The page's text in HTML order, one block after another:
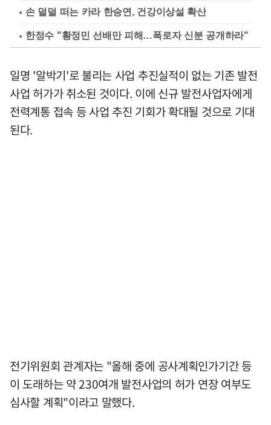
손 덜덜 떠는 카라 한승연, 건강이상설 확산
한정수 "황정민 선배만 피해…폭로자 신분 공개하라"
일명 '알박기'로 불리는 사업 추진실적이 없는 기존 발전
사업 허가가 취소된 것이다. 이에 신규 발전사업자에게
전력계통 접속 등 사업 추진 기회가 확대될 것으로 기대
된다.
전기위원회 관계자는 "올해 중에 공사계획인가기간 등
이 도래하는 약 230여개 발전사업의 허가 연장 여부도
심사할 계획"이라고 말했다.